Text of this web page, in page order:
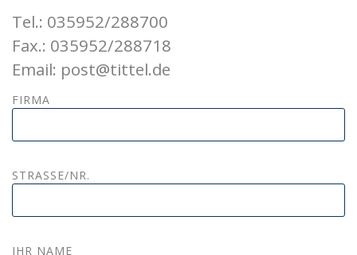
Tel.: 035952/288700
Fax.: 035952/288718
Email: post@tittel.de
FIRMA
STRASSE/NR.
IHR NAME